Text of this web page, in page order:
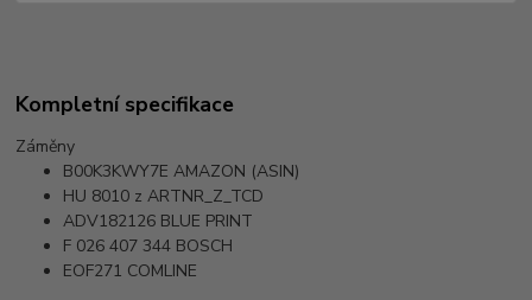
Kompletní specifikace
Záměny
B00K3KWY7E AMAZON (ASIN)
HU 8010 z ARTNR_Z_TCD
ADV182126 BLUE PRINT
F 026 407 344 BOSCH
EOF271 COMLINE